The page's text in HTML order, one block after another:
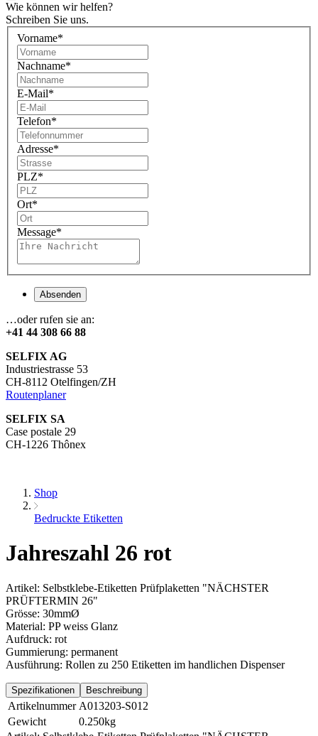
Wie können wir helfen?
Schreiben Sie uns.
Vorname*
Nachname*
E-Mail*
Telefon*
Adresse*
PLZ*
Ort*
Message*
Absenden
…oder rufen sie an:
+41 44 308 66 88
SELFIX AG
Industriestrasse 53
CH-8112 Otelfingen/ZH
Routenplaner
SELFIX SA
Case postale 29
CH-1226 Thônex
Shop
Bedruckte Etiketten
Jahreszahl 26 rot
Artikel: Selbstklebe-Etiketten Prüfplaketten "NÄCHSTER
PRÜFTERMIN 26"
Grösse: 30mmØ
Material: PP weiss Glanz
Aufdruck: rot
Gummierung: permanent
Ausführung: Rollen zu 250 Etiketten im handlichen Dispenser
Spezifikationen Beschreibung
Artikelnummer A013203-S012
Gewicht
0.250kg